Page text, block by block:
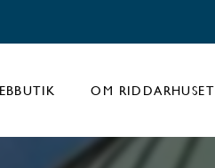
OM RIDDARHUSET